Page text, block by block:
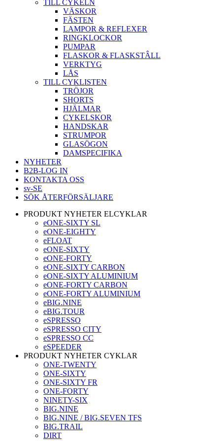
TILL CYKELN
VÄSKOR
FÄSTEN
LAMPOR & REFLEXER
RINGKLOCKOR
PUMPAR
FLASKOR & FLASKSTÂLL
VERKTYG
LÅS
TILL CYKLISTEN
TRÖJOR
SHORTS
HJÄLMAR
CYKELSKOR
HANDSKAR
STRUMPOR
GLASÖGON
DAMSPECIFIKA
NYHETER
B2B-LOG IN
KONTAKTA OSS
sv-SE
SÖK ÅTERFÖRSÄLJARE
PRODUKT NYHETER ELCYKLAR
eONE-SIXTY SL
eONE-EIGHTY
eFLOAT
eONE-SIXTY
eONE-FORTY
eONE-SIXTY CARBON
eONE-SIXTY ALUMINIUM
eONE-FORTY CARBON
eONE-FORTY ALUMINIUM
eBIG.NINE
eBIG.TOUR
eSPRESSO
eSPRESSO CITY
eSPRESSO CC
eSPEEDER
PRODUKT NYHETER CYKLAR
ONE-TWENTY
ONE-SIXTY
ONE-SIXTY FR
ONE-FORTY
NINETY-SIX
BIG.NINE
BIG.NINE / BIG.SEVEN TFS
BIG.TRAIL
DIRT